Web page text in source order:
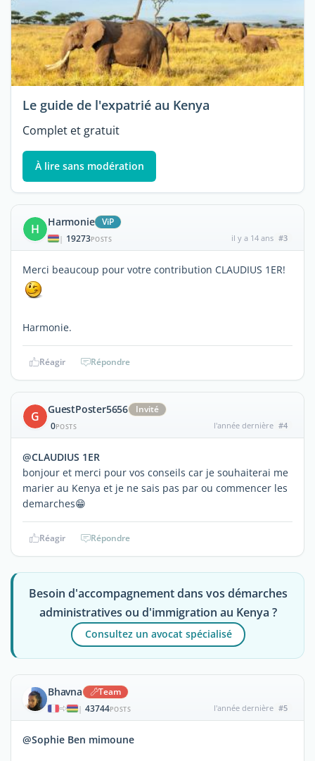
Le guide de l'expatrié au Kenya
Complet et gratuit
À lire sans modération
H Harmonie ViP
| 19273POSTS il y a 14 ans #3
Merci beaucoup pour votre contribution CLAUDIUS 1ER!
Harmonie.
Réagir Répondre
G GuestPoster5656
Invité
0POSTS l'année dernière #4
@CLAUDIUS 1ER
bonjour et merci pour vos conseils car je souhaiterai me
marier au Kenya et je ne sais pas par ou commencer les
demarches😁
Réagir Répondre
Besoin d'accompagnement dans vos démarches
administratives ou d'immigration au Kenya ?
Consultez un avocat spécialisé
Bhavna Team
| 43744POSTS l'année dernière #5
@Sophie Ben mimoune